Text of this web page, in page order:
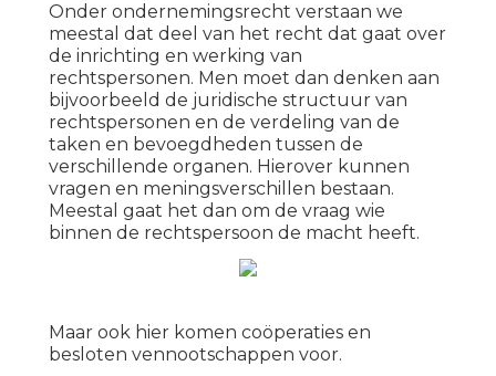
Onder ondernemingsrecht verstaan we
meestal dat deel van het recht dat gaat over
de inrichting en werking van
rechtspersonen. Men moet dan denken aan
bijvoorbeeld de juridische structuur van
rechtspersonen en de verdeling van de
taken en bevoegdheden tussen de
verschillende organen. Hierover kunnen
vragen en meningsverschillen bestaan.
Meestal gaat het dan om de vraag wie
binnen de rechtspersoon de macht heeft.
Maar ook hier komen coöperaties en
besloten vennootschappen voor.